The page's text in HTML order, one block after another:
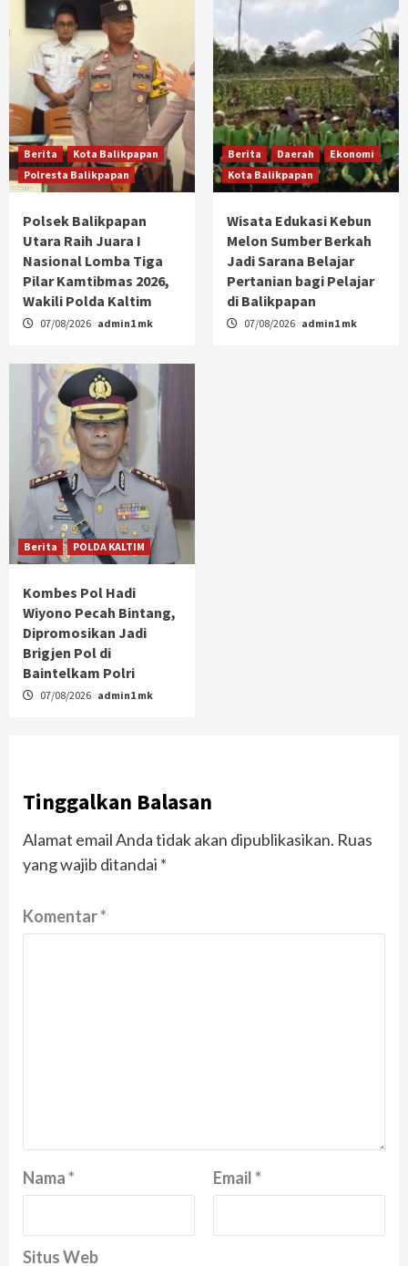
Berita
Kota Balikpapan
Polresta Balikpapan
Polsek Balikpapan
Utara Raih Juara I
Nasional Lomba Tiga
Pilar Kamtibmas 2026,
Wakili Polda Kaltim
07/08/2026 admin1 mk
Berita Daerah
Ekonomi
Kota Balikpapan
Wisata Edukasi Kebun
Melon Sumber Berkah
Jadi Sarana Belajar
Pertanian bagi Pelajar
di Balikpapan
07/08/2026 admin1 mk
Berita POLDA KALTIM
Kombes Pol Hadi
Wiyono Pecah Bintang,
Dipromosikan Jadi
Brigjen Pol di
Baintelkam Polri
07/08/2026 admin1 mk
Tinggalkan Balasan
Alamat email Anda tidak akan dipublikasikan. Ruas
yang wajib ditandai *
Komentar*
Nama* Email*
Situs Web